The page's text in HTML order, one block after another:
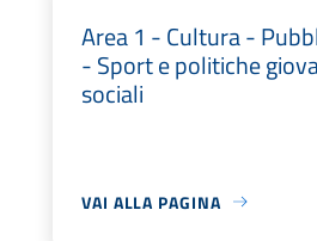
Area 1 - Cultura -
- Sport e politiche
sociali
VAI ALLA PAGINA